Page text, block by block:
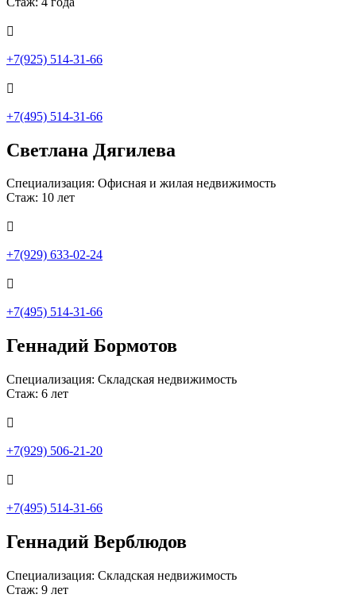

+7(925) 514-31-66

+7(495) 514-31-66
Светлана Дягилева
Специализация: Офисная и жилая недвижимость
Стаж: 10 лет

+7(929) 633-02-24

+7(495) 514-31-66
Геннадий Бормотов
Специализация: Складская недвижимость
Стаж: 6 лет

+7(929) 506-21-20

+7(495) 514-31-66
Геннадий Верблюдов
Специализация: Складская недвижимость
Стаж: 9 лет